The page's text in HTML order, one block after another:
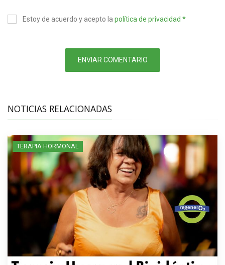
Estoy de acuerdo y acepto la política de privacidad *
ENVIAR COMENTARIO
NOTICIAS RELACIONADAS
TERAPIA HORMONAL